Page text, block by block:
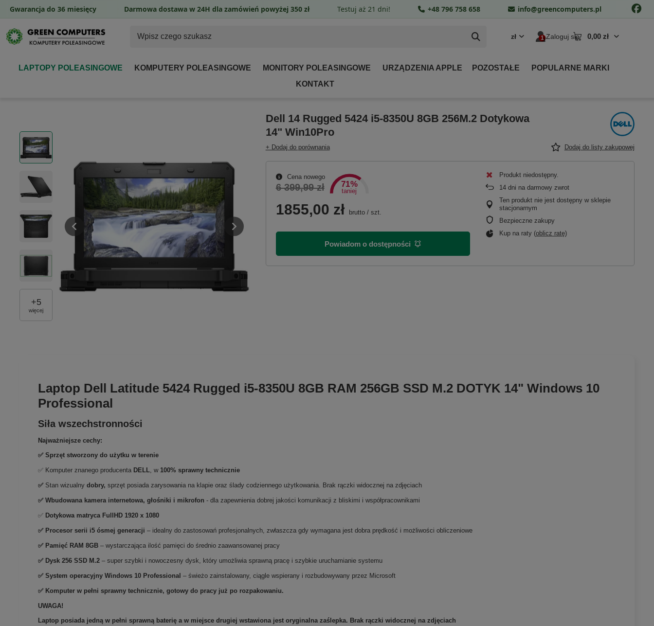
zł Zaloguj się 0,00 zł
LAPTOPY POLEASINGOWE KOMPUTERY POLEASINGOWE MONITORY POLEASINGOWE URZĄDZENIA APPLE POZOSTAŁE
POPULARNE MARKI
KONTAKT
+5
więcej
Dell 14 Rugged 5424 i5-8350U 8GB 256M.2 Dotykowa
14" Win10Pro
+ Dodaj do porównania Dodaj do listy zakupowej
Cena nowego
6 399,99 zł 71%
taniej
1855,00 zł brutto/ szt.
Powiadom o dostępności
Produkt niedostępny
14 dni na darmowy zwrot
Ten produkt nie jest dostępny w sklepie
stacjonarnym
Bezpieczne zakupy
Kup na raty (oblicz ratę)
Laptop Dell Latitude 5424 Rugged i5-8350U 8GB RAM 256GB SSD M.2 DOTYK 14" Windows 10
Professional
Siła wszechstronności
Najważniejsze cechy:
✅ Sprzęt stworzony do użytku w terenie
✅ Komputer znanego producenta DELL, w 100% sprawny technicznie
✅ Stan wizualny dobry,sprzęt posiada zarysowania na klapie oraz ślady codziennego użytkowania. Brak rączki widocznej na zdjęciach
✅ Wbudowana kamera internetowa, głośniki i mikrofon- dla zapewnienia dobrej jakości komunikacji z bliskimi i współpracownikami
✅ Dotykowa matryca FullHD 1920 x 1080
✅ Procesor serii i5 ósmej generacji– idealny do zastosowań profesjonalnych, zwłaszcza gdy wymagana jest dobra prędkość i możliwości obliczeniowe
✅ Pamięć RAM 8GB – wystarczająca ilość pamięci do średnio zaawansowanej pracy
✅ Dysk 256 SSD M.2 – super szybki i nowoczesny dysk, który umożliwia sprawną pracę i szybkie uruchamianie systemu
✅System operacyjny Windows 10 Professional– świeżo zainstalowany, ciągle wspierany i rozbudowywany przez Microsoft
✅ Komputer w pełni sprawny technicznie, gotowy do pracy już po rozpakowaniu.
UWAGA!
Laptop posiada jedną w pełni sprawną baterię a w miejsce drugiej wstawiona jest oryginalna zaślepka. Brak rączki widocznej na zdjęciach
Gwarancja do 36 miesięcy Darmowa dostawa w 24H dla zamówień powyżej 350 zł Testuj aż 21 dni! +48 796 758 658 info@greencomputers.pl